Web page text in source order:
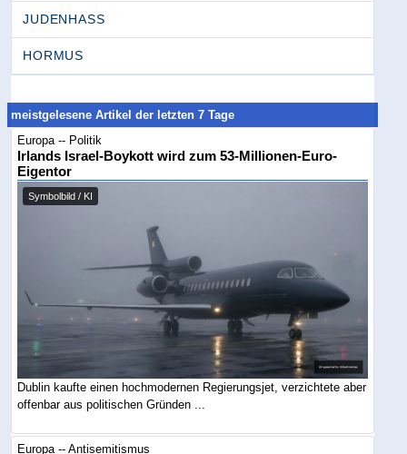
JUDENHASS
HORMUS
meistgelesene Artikel der letzten 7 Tage
Europa -- Politik
Irlands Israel-Boykott wird zum 53-Millionen-Euro-
Eigentor
Symbolbild / KI
Dublin kaufte einen hochmodernen Regierungsjet, verzichtete aber
offenbar aus politischen Gründen ...
Europa -- Antisemitismus